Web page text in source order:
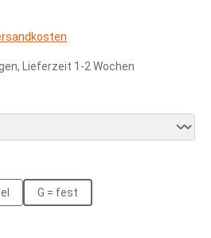
Lieferzeit 1-2 Wochen
G = fest